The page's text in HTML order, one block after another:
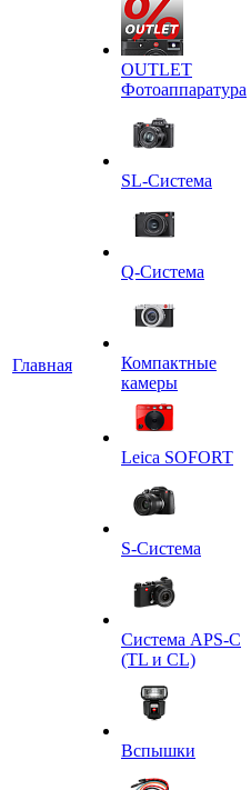
Главная
OUTLET
Фотоаппаратура
SL-Система
Q-Cистема
Компактные
камеры
Leica SOFORT
S-Система
Система APS-C
(TL и CL)
Вспышки